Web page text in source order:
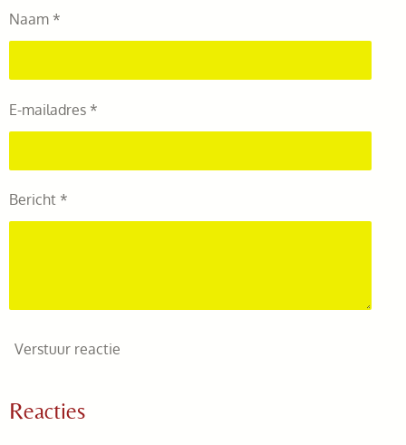
Naam *
E-mailadres *
Bericht *
Verstuur reactie
Reacties